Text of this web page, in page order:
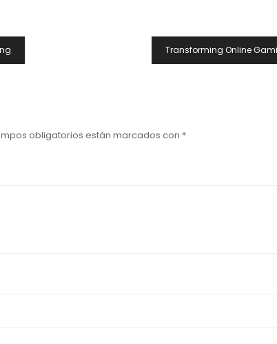
Transforming Online
obligatorios están marcados con *